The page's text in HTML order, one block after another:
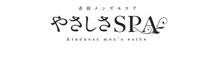
当店は、当店が取得した個人情報について、法令に定める場合
又は本人の同意を得た場合を除き、以下に定める利用目的の達
成に必要な範囲を超えて利用することはありません。
①本サイトの運営、維持、管理